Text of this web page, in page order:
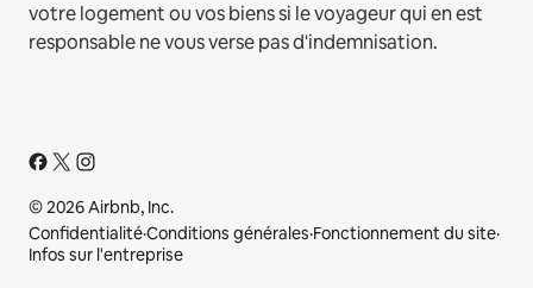
votre logement ou vos biens si le voyageur qui en est
responsable ne vous verse pas d'indemnisation.
© 2026 Airbnb, Inc.
Confidentialité·Conditions générales·Fonctionnement du site·
Infos sur l'entreprise